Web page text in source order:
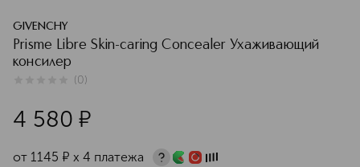
GIVENCHY
Prisme Libre Skin-caring Concealer Ухаживающий
консилер
(0)
4 580 ¤
от 1145 ¤ х 4 платежа